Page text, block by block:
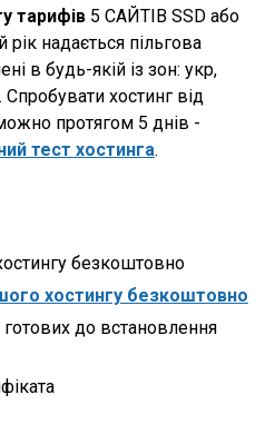
тарифів 5 САЙТІВ SSD або
надається пільгова
в будь-якій із зон: укр,
Спробувати хостинг від
протягом 5 днів -
тест хостинга.
безкоштовно
хостингу безкоштовно
до встановлення